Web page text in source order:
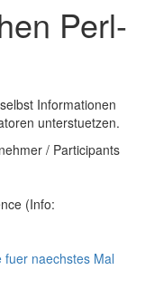
Perl-
Informationen
unterstuetzen.
/ Participants
(Info:
fuer naechstes Mal